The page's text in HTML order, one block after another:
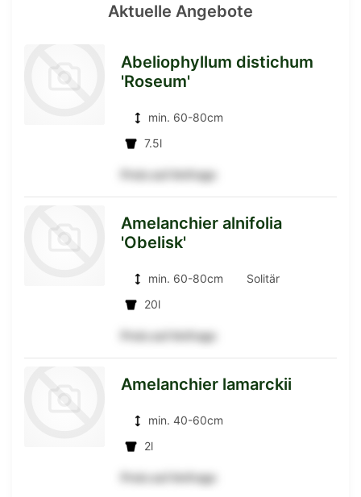
Aktuelle Angebote
Detailseite
Abeliophyllum distichum
'Roseum'
min. 60-80cm
7.5l
Preis auf Anfrage
Detailseite
Amelanchier alnifolia
'Obelisk'
min. 60-80cm
Solitär
20l
Preis auf Anfrage
Amelanchier lamarckii
min. 40-60cm
2l
Preis auf Anfrage